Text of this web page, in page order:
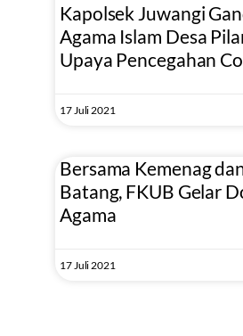
Kapolsek Juwangi
Agama Islam Desa
Upaya Pencegahan
17 Juli 2021
Bersama Kemenag
Batang, FKUB Gelar
Agama
17 Juli 2021